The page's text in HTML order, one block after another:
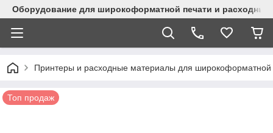
Оборудование для широкоформатной печати и
Принтеры и расходные материалы для широкоформатной
Топ продаж